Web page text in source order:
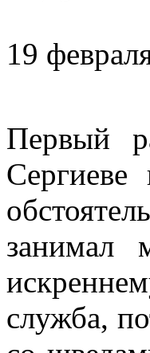
19
Первый
занимал
служба,